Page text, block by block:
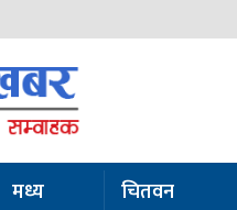
मध्य
चितवन